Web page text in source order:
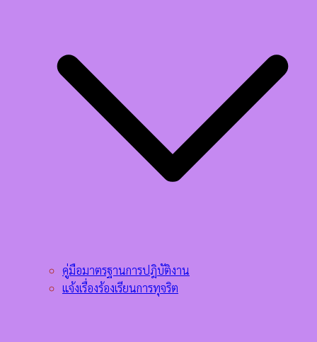
คู่มือมาตรฐานการปฎิบัติงาน
แจ้งเรื่องร้องเรียนการทุจริต